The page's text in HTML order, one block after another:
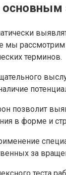
терминов.
позволит
в форме и
за